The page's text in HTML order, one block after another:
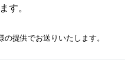
す。
提供でお送りいたします。